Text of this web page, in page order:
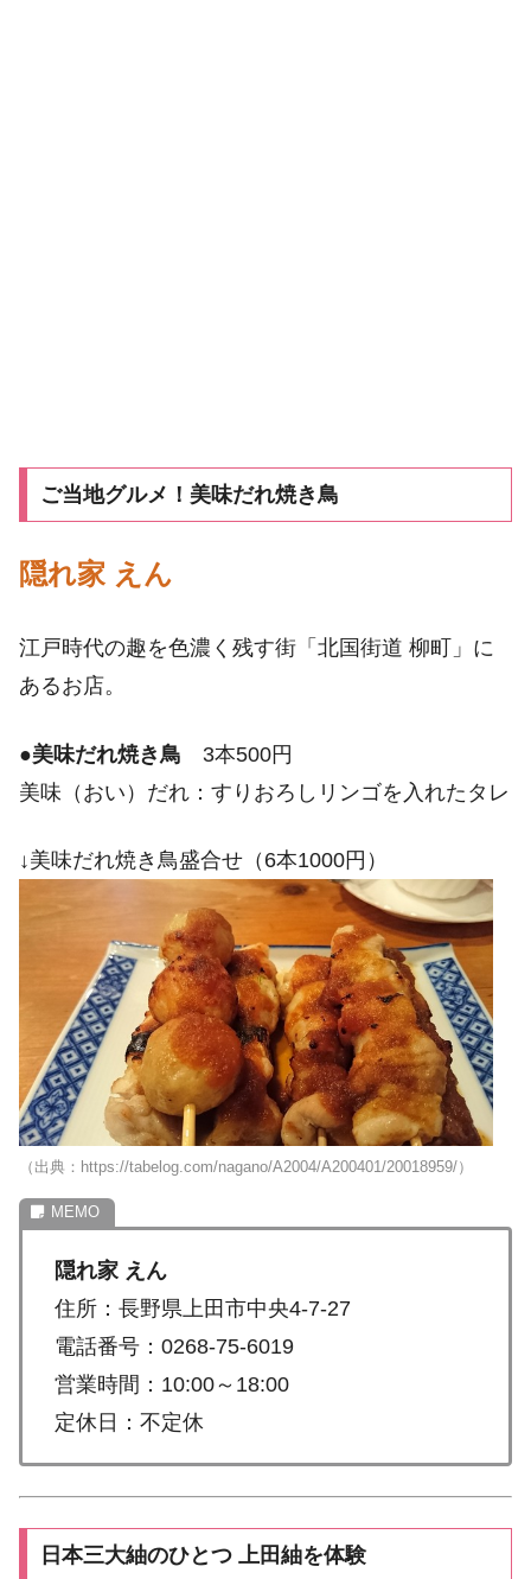
ご当地グルメ！美味だれ焼き鳥
隠れ家 えん
江戸時代の趣を色濃く残す街「北国街道 柳町」に
あるお店。
●美味だれ焼き鳥 3本500円
美味（おい）だれ：すりおろしリンゴを入れたタレ
↓美味だれ焼き鳥盛合せ（6本1000円）
（出典：https://tabelog.com/nagano/A2004/A200401/20018959/）
隠れ家 えん
住所：長野県上田市中央4-7-27
電話番号：0268-75-6019
営業時間：10:00～18:00
定休日：不定休
日本三大紬のひとつ 上田紬を体験